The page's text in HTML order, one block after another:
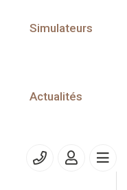
Simulateurs
Actualités